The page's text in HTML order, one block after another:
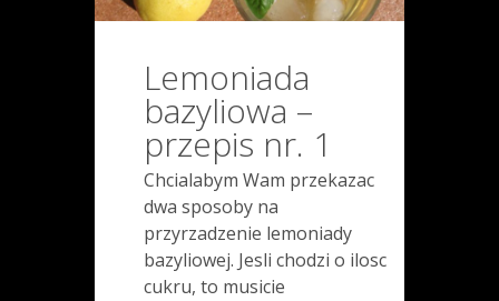
Lemoniada
bazyliowa –
przepis nr. 1
Chcialabym Wam przekazac
dwa sposoby na
przyrzadzenie lemoniady
bazyliowej. Jesli chodzi o ilosc
cukru, to musicie